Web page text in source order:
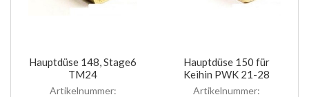
Hauptdüse 148, Stage6
TM24
Artikelnummer:
Hauptdüse 150 für
Keihin PWK 21-28
Artikelnummer: